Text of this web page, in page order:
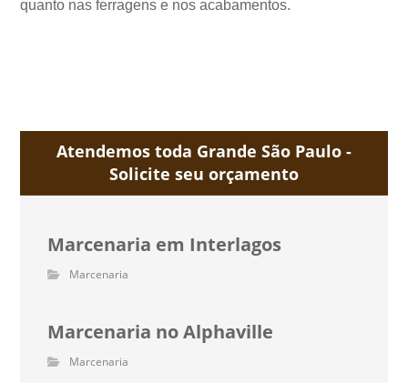
quanto nas ferragens e nos acabamentos.
Atendemos toda Grande São Paulo -
Solicite seu orçamento
Marcenaria em Interlagos
Marcenaria
Marcenaria no Alphaville
Marcenaria